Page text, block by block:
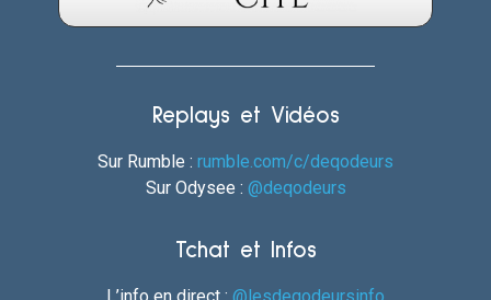
Replays et Vidéos
Sur Rumble : rumble.com/c/deqodeurs
Sur Odysee : @deqodeurs
Tchat et Infos